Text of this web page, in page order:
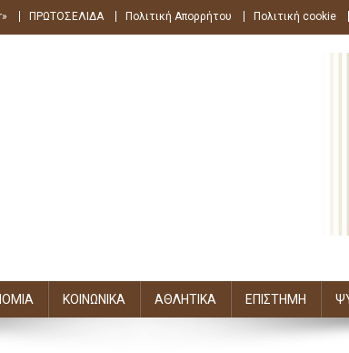
ΠΡΩΤΟΣΕΛΙΔΑ Πολιτική Απορρήτου Πολιτική cookie
ΚΟΙΝΩΝΙΚΑ ΑΘΛΗΤΙΚΑ ΕΠΙΣΤΗΜΗ